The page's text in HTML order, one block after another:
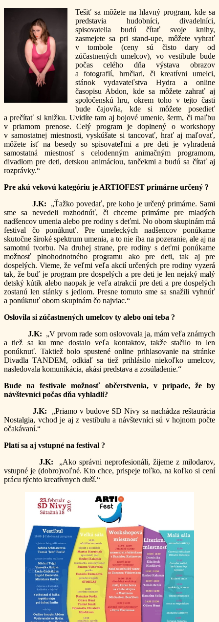
Tešiť sa môžete na hlavný program, kde sa
predstavia hudobníci, divadelníci,
spisovatelia budú čítať svoje knihy,
zasmejete sa pri stand-upe, môžete vyhrať
v tombole (ceny sú čisto dary od
zúčastnených umelcov), vo vestibule bude
počas celého dňa výstava obrazov
a fotografií, hrnčiari, či kreatívni umelci,
stánok vydavateľstva Hydra a online
časopisu Abdon, kde sa môžete zahrať aj
spoločenskú hru, okrem toho v tejto časti
bude čajovňa, kde si môžete posedieť
a prečítať si knižku. Uvidíte tam aj bojové umenie, šerm, či maľbu
v priamom prenose. Celý program je doplnený o workshopy
v samostatnej miestnosti, vyskúšate si tancovať, hrať aj maľovať,
môžete ísť na besedy so spisovateľmi a pre deti je vyhradená
samostatná miestnosť s celodenným animačným programom,
divadlom pre deti, detskou animáciou, tančekmi a budú sa čítať aj
rozprávky.“
Pre akú vekovú kategóriu je ARTIOFEST primárne určený ?
J.K: „Ťažko povedať, pre koho je určený primárne. Sami
sme sa nevedeli rozhodnúť, či chceme primárne pre mladých
nadšencov umenia alebo pre rodiny s deťmi. No obom skupinám má
festival čo ponúknuť. Pre umeleckých nadšencov ponúkame
skutočne široké spektrum umenia, a to nie iba na pozeranie, ale aj na
samotnú tvorbu. Na druhej strane, pre rodiny s deťmi ponúkame
možnosť plnohodnotného programu ako pre deti, tak aj pre
dospelých. Vieme, že veľmi veľa akcií určených pre rodiny vyzerá
tak, že buď je program pre dospelých a pre deti je len nejaký malý
detský kútik alebo naopak je veľa atrakcií pre deti a pre dospelých
zostanú len stánky s jedlom. Presne tomuto sme sa snažili vyhnúť
a ponúknuť obom skupinám čo najviac.“
Oslovila si zúčastnených umelcov ty alebo oni teba ?
J.K: „V prvom rade som oslovovala ja, mám veľa známych
a tiež sa ku mne dostalo veľa kontaktov, takže stačilo to len
ponúknuť. Taktiež bolo spustené online prihlasovanie na stránke
Divadla TANDEM, odkiaľ sa tiež prihlásilo niekoľko umelcov,
nasledovala komunikácia, akási predstava a zosúladenie.“
Bude na festivale možnosť občerstvenia, v prípade, že by
návštevníci počas dňa vyhladli?
J.K: „Priamo v budove SD Nivy sa nachádza reštaurácia
Nostalgia, vchod je aj z vestibulu a návštevníci sú v hojnom počte
očakávaní.“
Platí sa aj vstupné na festival ?
J.K: „Ako správni neprofesionáli, žijeme z milodarov,
vstupné je (dobro)voľné. Kto chce, prispeje toľko, na koľko si cení
prácu týchto kreatívnych duší.“